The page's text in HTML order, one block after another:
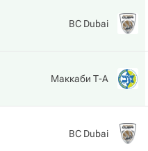
BC Dubai
Маккаби Т-А
BC Dubai